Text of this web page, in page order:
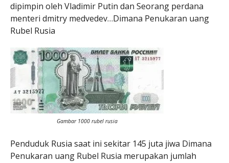
dipimpin oleh Vladimir Putin dan Seorang perdana
menteri dmitry medvedev…Dimana Penukaran uang
Rubel Rusia
Gambar 1000 rubel rusia
Penduduk Rusia saat ini sekitar 145 juta jiwa Dimana
Penukaran uang Rubel Rusia merupakan jumlah